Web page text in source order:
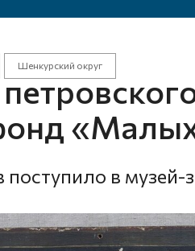
Шенкурский округ
в